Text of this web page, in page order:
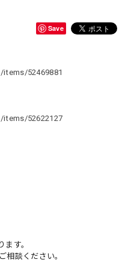
Save
52469881
52622127
す。
相談ください。